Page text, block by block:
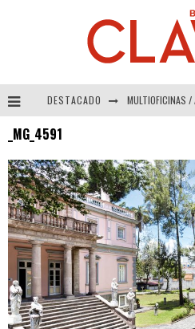
DESTACADO
_MG_4591